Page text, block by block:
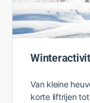
Van kleine
korte liftrijen